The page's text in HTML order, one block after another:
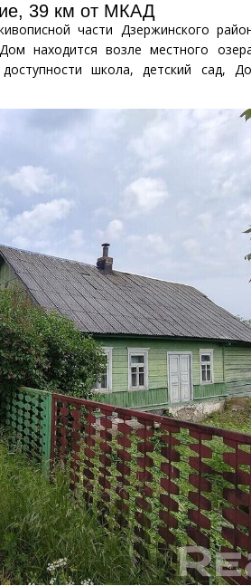
39 км от МКАД
части Дзержинского
находится возле местного
школа, детский сад,